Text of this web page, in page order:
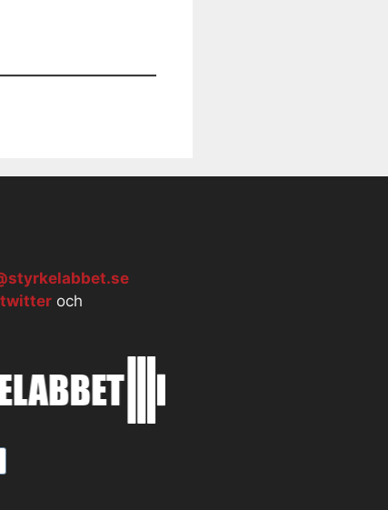
twitteroch